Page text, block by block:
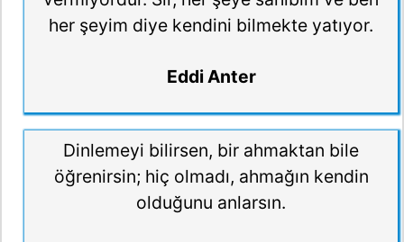
her şeyim diye kendini bilmekte yatıyor.
Eddi Anter
Dinlemeyi bilirsen, bir ahmaktan bile
öğrenirsin; hiç olmadı, ahmağın kendin
olduğunu anlarsın.